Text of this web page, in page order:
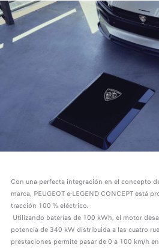
Con una perfecta integración en el concepto
marca, PEUGEOT e-LEGEND CONCEPT está
tracción 100 % eléctrico.
Utilizando baterías de 100 kWh, el motor
potencia de 340 kW distribuida a las cuatro
prestaciones permite pasar de 0 a 100 km/h